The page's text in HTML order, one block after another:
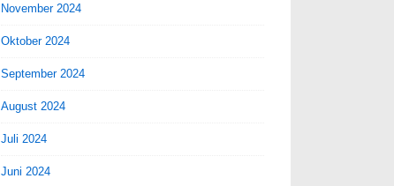
November 2024
Oktober 2024
September 2024
August 2024
Juli 2024
Juni 2024